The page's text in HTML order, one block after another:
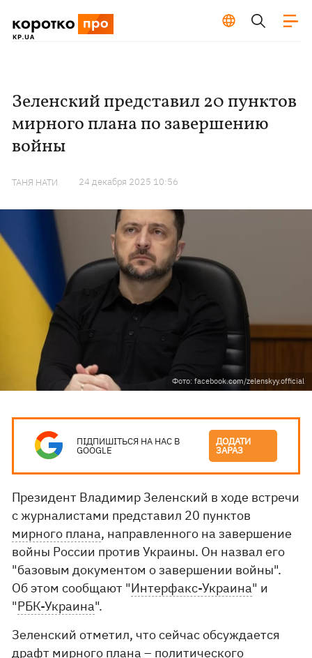
Зеленский представил 20 пунктов
мирного плана по завершению
войны
ТАНЯ НАТИ 24 декабря 2025 10:56
Фото: facebook.com/zelenskyy.official
ПІДПИШІТЬСЯ НА НАС В
GOOGLE
ДОДАТИ
ЗАРАЗ
Президент Владимир Зеленский в ходе встречи
с журналистами представил 20 пунктов
мирного плана, направленного на завершение
войны России против Украины. Он назвал его
"базовым документом о завершении войны".
Об этом сообщают "Интерфакс-Украина" и
"РБК-Украина".
Зеленский отметил, что сейчас обсуждается
драфт мирного плана – политического